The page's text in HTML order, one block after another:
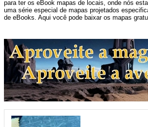
para ter os eBook mapas de locais, onde nós
uma série especial de mapas projetados
de eBooks. Aqui você pode baixar os mapas